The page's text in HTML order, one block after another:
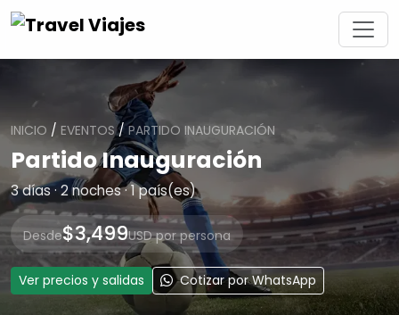
INICIO / EVENTOS/PARTIDO INAUGURACIÓN
Partido Inauguración
3 días · 2 noches · 1 país(es)
Desde$3,499USD por persona
Ver precios y salidas Cotizar por WhatsApp